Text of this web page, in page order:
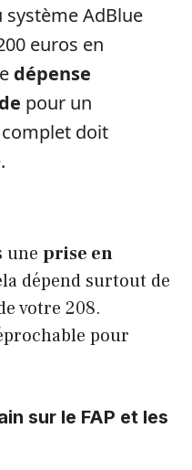
AdBlue
euros en
dépense
pour un
doit
une prise en
dépend surtout de
votre 208.
pour
sur le FAP et les